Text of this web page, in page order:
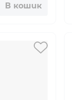
В кошик